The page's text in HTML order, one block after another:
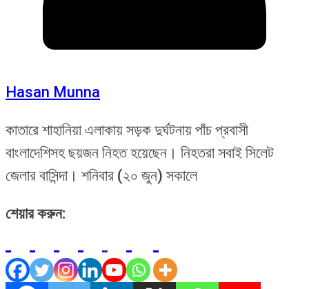
Hasan Munna
কাতারে শাহানিয়া এলাকায় সড়ক দুর্ঘটনায় পাঁচ প্রবাসী
বাংলাদেশিসহ ছয়জন নিহত হয়েছেন। নিহতরা সবাই সিলেট
জেলার বাসিন্দা। শনিবার (২০ জুন) সকালে
শেয়ার করুন: